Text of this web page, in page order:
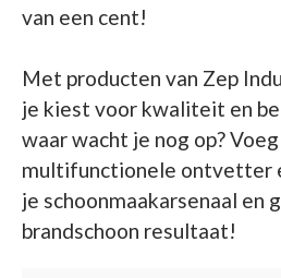
van een cent!
Met producten van Zep
je kiest voor kwaliteit en
waar wacht je nog op?
multifunctionele ontvetter
je schoonmaakarsenaal en
brandschoon resultaat!